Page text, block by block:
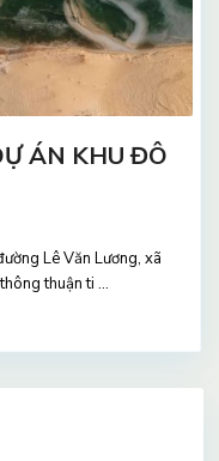
ÁN KHU ĐÔ
Lê Văn Lương, xã
thuận ti ...